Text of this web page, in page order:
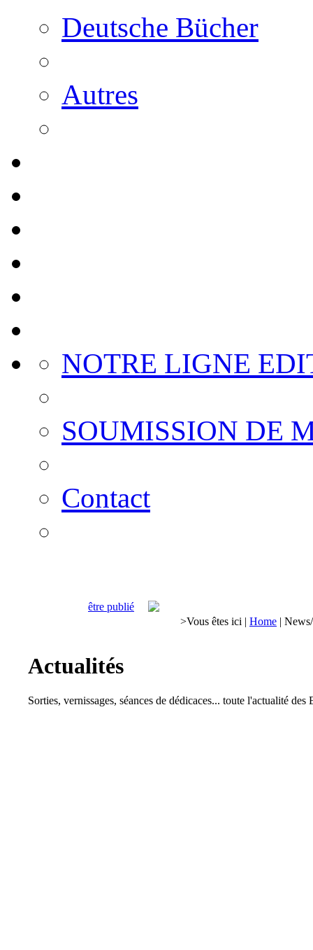
Deutsche Bücher
Autres
NOTRE LIGNE
SOUMISSION DE
Contact
être publié
>Vous êtes ici | Home |
Actualités
Sorties, vernissages, séances de dédicaces... toute l'actualité